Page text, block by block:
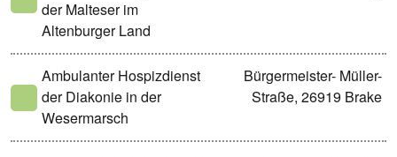
der Malteser im
Altenburger Land
Ambulanter Hospizdienst
der Diakonie in der
Wesermarsch
Bürgermeister- Müller-
Straße, 26919 Brake